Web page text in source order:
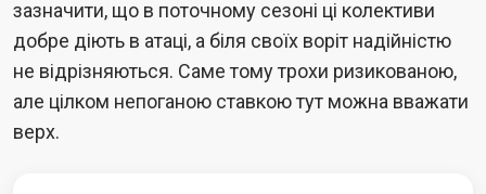
зазначити, що в поточному сезоні ці колективи
добре діють в атаці, а біля своїх воріт надійністю
не відрізняються. Саме тому трохи ризикованою,
але цілком непоганою ставкою тут можна вважати
верх.